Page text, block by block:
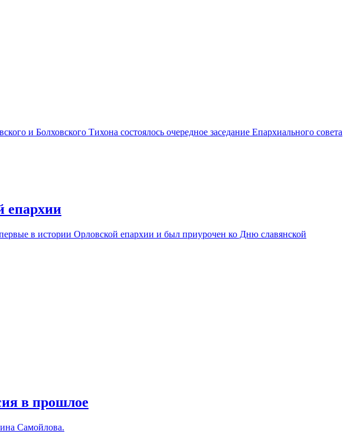
и Болховского Тихона состоялось очередное заседание Епархиального совета
епархии
в истории Орловской епархии и был приурочен ко Дню славянской
в прошлое
Самойлова.